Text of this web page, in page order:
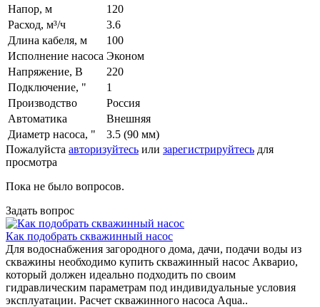
Напор, м
120
Расход, м³/ч
3.6
Длина кабеля, м
100
Исполнение насоса Эконом
Напряжение, В
220
Подключение, "
1
Производство
Россия
Автоматика
Внешняя
Диаметр насоса, "
3.5 (90 мм)
Пожалуйста авторизуйтесь или зарегистрируйтесь для
просмотра
Пока не было вопросов.
Задать вопрос
Как подобрать скважинный насос
Для водоснабжения загородного дома, дачи, подачи воды из
скважины необходимо купить скважинный насос Акварио,
который должен идеально подходить по своим
гидравлическим параметрам под индивидуальные условия
эксплуатации. Расчет скважинного насоса Aqua..